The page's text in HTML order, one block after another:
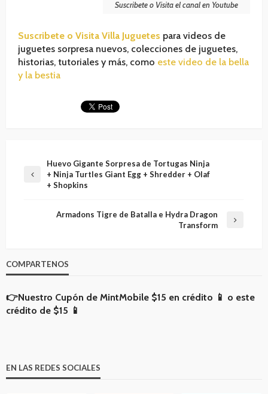
Suscribete o Visita el canal en Youtube
Suscribete o Visita Villa Juguetes para videos de
juguetes sorpresa nuevos, colecciones de juguetes,
historias, tutoriales y más, como este video de la bella
y la bestia
Huevo Gigante Sorpresa de Tortugas Ninja
+ Ninja Turtles Giant Egg + Shredder + Olaf
+ Shopkins
Armadons Tigre de Batalla e Hydra Dragon
Transform
COMPARTENOS
👉Nuestro Cupón de MintMobile $15 en crédito 📱 o este
crédito de $15 📱
EN LAS REDES SOCIALES